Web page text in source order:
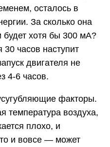
осталось в
За сколько она
будет хотя бы 300 мА?
часов наступит
двигателя не
4-6 часов.
факторы.
температура воздуха,
плохо, и
и вовсе — может